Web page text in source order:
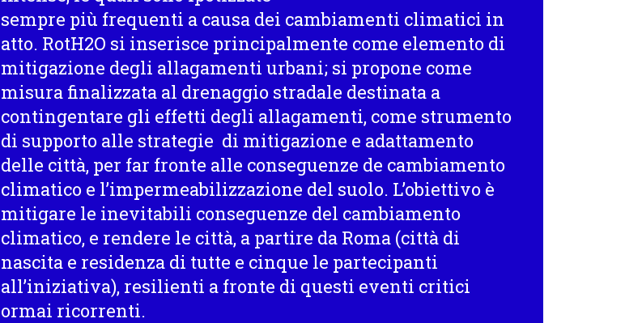
sempre più frequenti a causa dei cambiamenti climatici in
atto. RotH2O si inserisce principalmente come elemento di
mitigazione degli allagamenti urbani; si propone come
misura finalizzata al drenaggio stradale destinata a
contingentare gli effetti degli allagamenti, come strumento
di supporto alle strategie di mitigazione e adattamento
delle città, per far fronte alle conseguenze de cambiamento
climatico e l’impermeabilizzazione del suolo. L’obiettivo è
mitigare le inevitabili conseguenze del cambiamento
climatico, e rendere le città, a partire da Roma (città di
nascita e residenza di tutte e cinque le partecipanti
all’iniziativa), resilienti a fronte di questi eventi critici
ormai ricorrenti.